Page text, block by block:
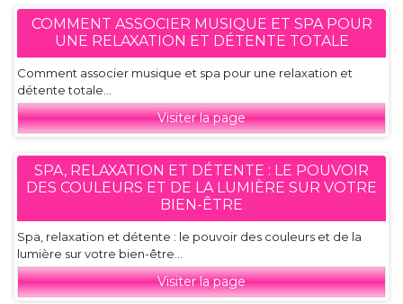
COMMENT ASSOCIER MUSIQUE ET SPA POUR
UNE RELAXATION ET DÉTENTE TOTALE
Comment associer musique et spa pour une relaxation et
détente totale...
Visiter la page
SPA, RELAXATION ET DÉTENTE : LE POUVOIR
DES COULEURS ET DE LA LUMIÈRE SUR VOTRE
BIEN-ÊTRE
Spa, relaxation et détente : le pouvoir des couleurs et de la
lumière sur votre bien-être...
Visiter la page